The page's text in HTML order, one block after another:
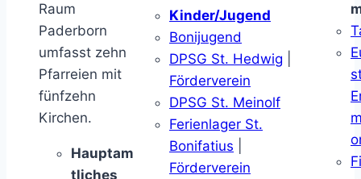
Raum
Paderborn
umfasst zehn
Pfarreien mit
fünfzehn
Kirchen.
Hauptam
tliches
Kinder/Jugend
Bonijugend
DPSG St. Hedwig
Förderverein
DPSG St. Meinolf
Ferienlager St.
Bonifatius
Förderverein